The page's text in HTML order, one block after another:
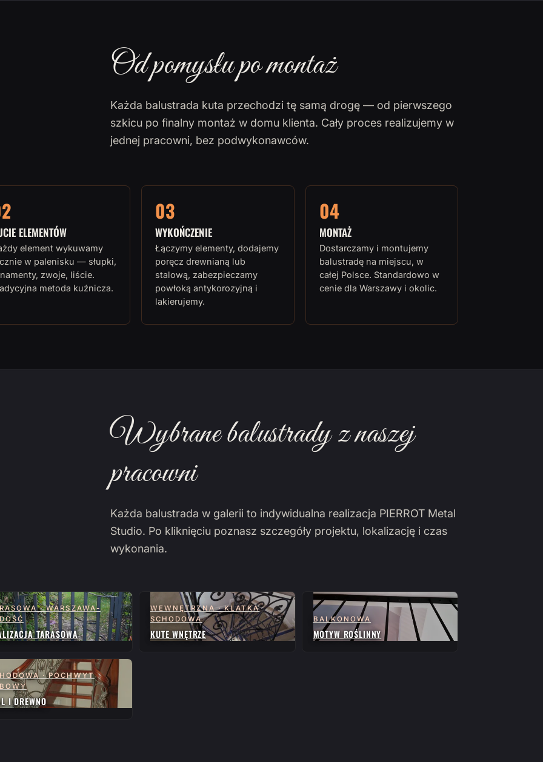
Od pomysłu po montaż
Każda balustrada kuta przechodzi tę samą drogę — od pierwszego
szkicu po finalny montaż w domu klienta. Cały proces realizujemy w
jednej pracowni, bez podwykonawców.
ELEMENTÓW
element wykuwamy
w palenisku — słupki,
zwoje, liście.
metoda kuźnicza.
03
WYKOŃCZENIE
Łączymy elementy, dodajemy
poręcz drewnianą lub
stalową, zabezpieczamy
powłoką antykorozyjną i
lakierujemy.
04
MONTAŻ
Dostarczamy i montujemy
balustradę na miejscu, w
całej Polsce. Standardowo w
cenie dla Warszawy i okolic.
Wybrane balustrady z naszej
pracowni
Każda balustrada w galerii to indywidualna realizacja PIERROT Metal
Studio. Po kliknięciu poznasz szczegóły projektu, lokalizację i czas
wykonania.
· WARSZAWA-
TARASOWA
WEWNĘTRZNA · KLATKA
SCHODOWA
KUTE WNĘTRZE
BALKONOWA
MOTYW ROŚLINNY
· POCHWYT
I DREWNO